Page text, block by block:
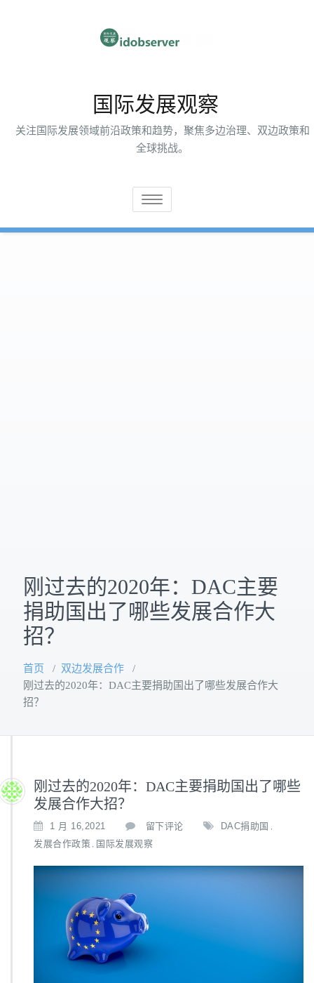
国际发展观察
关注国际发展领域前沿政策和趋势，聚焦多边治理、双边政策和
全球挑战。
切
刚过去的2020年：DAC主要
捐助国出了哪些发展合作大
招？
首页 / 双边发展合作 /
刚过去的2020年：DAC主要捐助国出了哪些发展合作大
招？
刚过去的2020年：DAC主要捐助国出了哪些
发展合作大招？
1 月 16,2021 留下评论 DAC捐助国 ,
发展合作政策 , 国际发展观察